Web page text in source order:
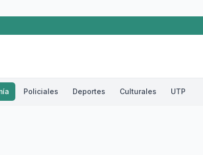
Policiales Deportes Culturales UTP